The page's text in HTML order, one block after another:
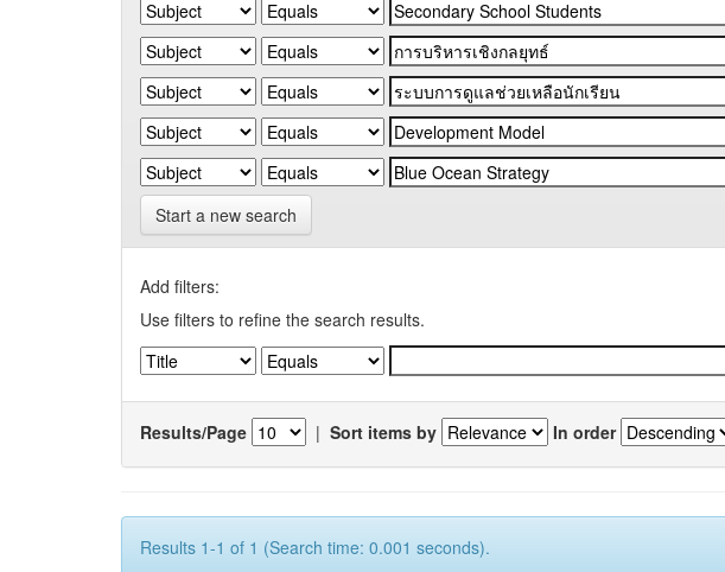
Start a new search
Add filters:
Use filters to refine the search results.
Results/Page | Sort items by In order
Results 1-1 of 1 (Search time: 0.001 seconds).